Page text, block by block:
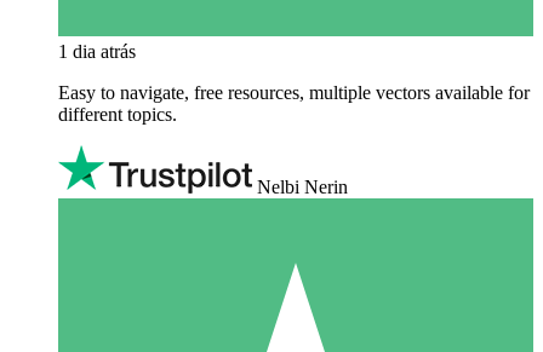
1 dia atrás
Easy to navigate, free resources, multiple vectors available for
different topics.
Nelbi Nerin